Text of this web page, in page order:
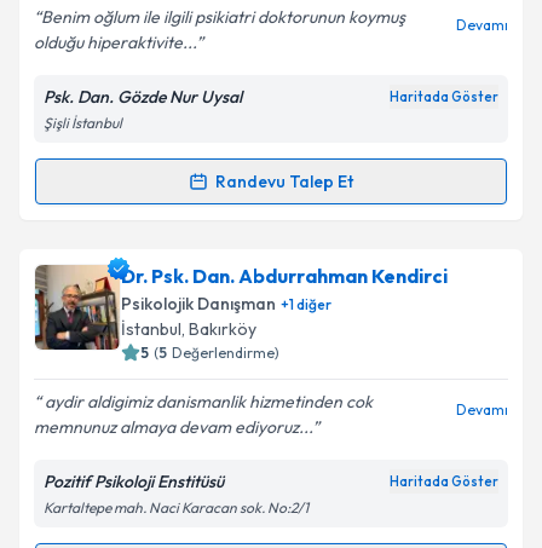
Kişisel verilerimin işlenmesine ilişkin
Aydınlatma
Metni
kapsamda işlenmesini kabul ediyorum.
Benim oğlum ile ilgili psikiatri doktorunun koymuş
olduğu hiperaktivite...
Devamı
Psk. Dan. Gözde Nur Uysal Haritada Göster
Şişli İstanbul
Randevu Talep Et
Randevu Takvimi Talebi
Psk. Dan. Gözde Nur Uysaliçin randevu takvimi
talebi oluşturun. Size bu uzmandan randevu almanız
için bir takvim hazırlandığında e-posta ile
bilgilendireceğiz.
E-posta Adresiniz
Kişisel verilerimin işlenmesine ilişkin
Metni'ni okudum ve kişisel verilerimin belirtilen
Dr. Psk. Dan. Abdurrahman Kendirci
Psikolojik Danışman +1diğer
İstanbul, Bakırköy
5 (5 Değerlendirme)
aydir aldigimiz danismanlik hizmetinden cok
memnunuz almaya devam ediyoruz...
Devamı
Pozitif Psikoloji Enstitüsü Haritada Göster
Kartaltepe mah. Naci Karacan sok. No:2/1